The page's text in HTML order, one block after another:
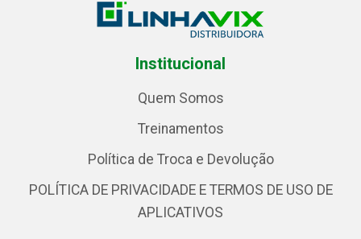
Institucional
Quem Somos
Treinamentos
Política de Troca e Devolução
POLÍTICA DE PRIVACIDADE E TERMOS DE USO DE
APLICATIVOS